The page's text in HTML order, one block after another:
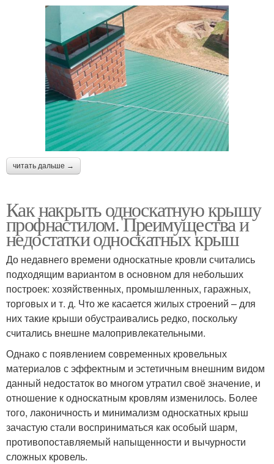
читать дальше →
Как накрыть односкатную крышу
профнастилом. Преимущества и
недостатки односкатных крыш
До недавнего времени односкатные кровли считались
подходящим вариантом в основном для небольших
построек: хозяйственных, промышленных, гаражных,
торговых и т. д. Что же касается жилых строений – для
них такие крыши обустраивались редко, поскольку
считались внешне малопривлекательными.
Однако с появлением современных кровельных
материалов с эффектным и эстетичным внешним видом
данный недостаток во многом утратил своё значение, и
отношение к односкатным кровлям изменилось. Более
того, лаконичность и минимализм односкатных крыш
зачастую стали восприниматься как особый шарм,
противопоставляемый напыщенности и вычурности
сложных кровель.